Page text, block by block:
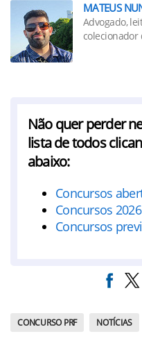
MATEUS
Advogado,
colecionador
Não quer perder
lista de todos
abaixo:
Concursos
Concursos 2026
Concursos
CONCURSO PRF NOTÍCIAS